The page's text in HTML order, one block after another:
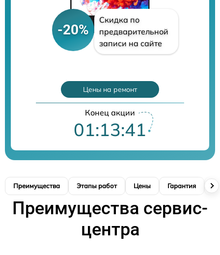
-20%
Скидка по
предварительной
записи на сайте
Цены на ремонт
Конец акции
01:13:40
Преимущества Этапы работ Цены Гарантия
Преимущества сервис-
центра